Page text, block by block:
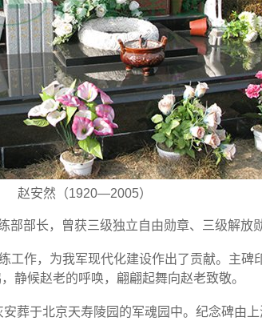
赵安然 （1920—2005）
部部长，曾获三级独立自由勋章、三级解放
工作，为我军现代化建设作出了贡献。主碑
静候赵老的呼唤，翩翩起舞向赵老致敬。
安葬于北京天寿陵园的军魂园中。纪念碑由上